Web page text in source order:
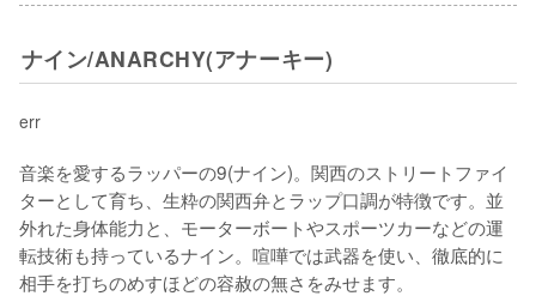
ナイン/ANARCHY(アナーキー)
err
音楽を愛するラッパーの9(ナイン)。関西のストリートファイ
ターとして育ち、生粋の関西弁とラップ口調が特徴です。並
外れた身体能力と、モーターボートやスポーツカーなどの運
転技術も持っているナイン。喧嘩では武器を使い、徹底的に
相手を打ちのめすほどの容赦の無さをみせます。